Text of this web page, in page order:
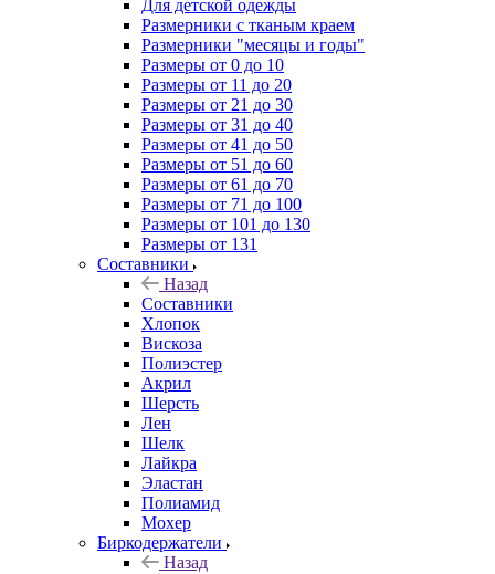
Для детской одежды
Размерники с тканым краем
Размерники "месяцы и годы"
Размеры от 0 до 10
Размеры от 11 до 20
Размеры от 21 до 30
Размеры от 31 до 40
Размеры от 41 до 50
Размеры от 51 до 60
Размеры от 61 до 70
Размеры от 71 до 100
Размеры от 101 до 130
Размеры от 131
Составники
Назад
Составники
Хлопок
Вискоза
Полиэстер
Акрил
Шерсть
Лен
Шелк
Лайкра
Эластан
Полиамид
Мохер
Биркодержатели
Назад